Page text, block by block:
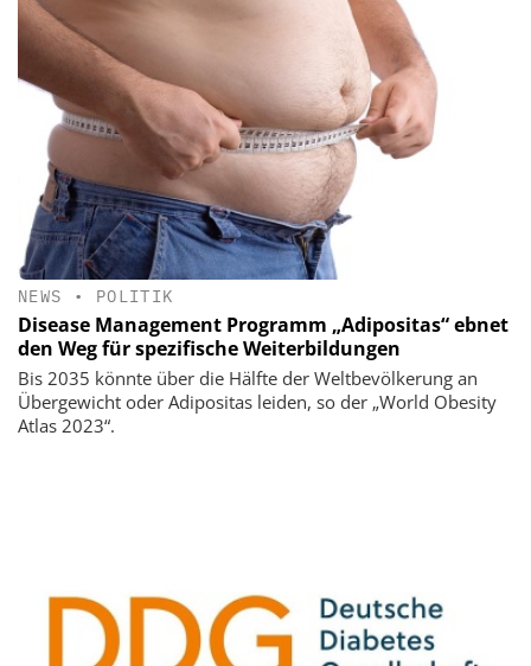
NEWS • POLITIK
Disease Management Programm „Adipositas“ ebnet
den Weg für spezifische Weiterbildungen
Bis 2035 könnte über die Hälfte der Weltbevölkerung an
Übergewicht oder Adipositas leiden, so der „World Obesity
Atlas 2023“.